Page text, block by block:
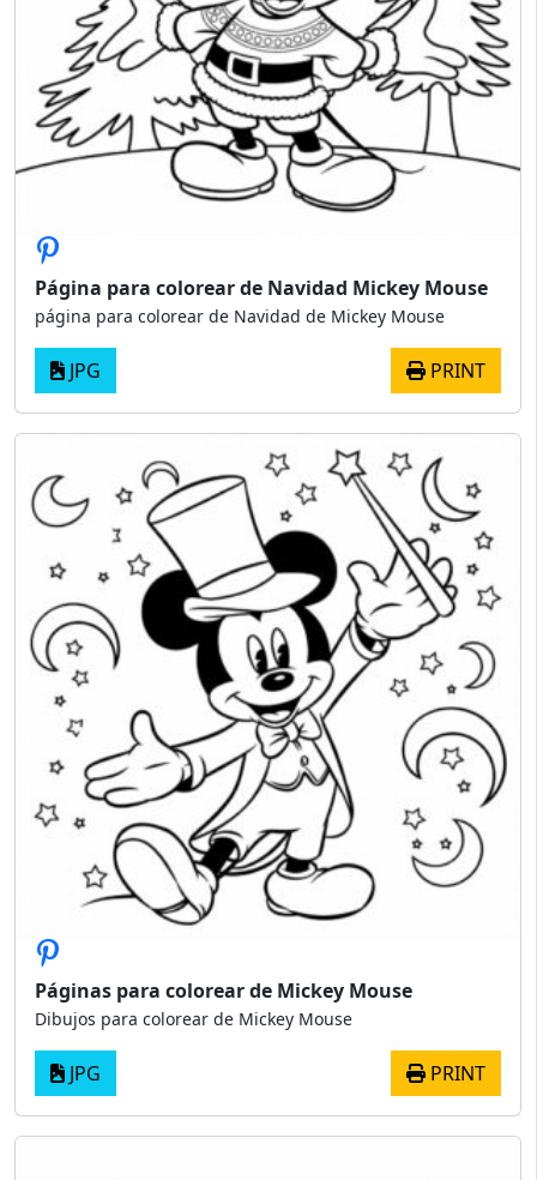
Página para colorear de Navidad Mickey Mouse
página para colorear de Navidad de Mickey Mouse
JPG PRINT
Páginas para colorear de Mickey Mouse
Dibujos para colorear de Mickey Mouse
JPG PRINT